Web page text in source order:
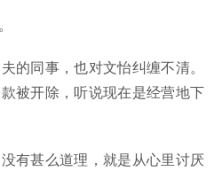
的同事，也对文怡纠缠不清。
被开除，听说现在是经营地下
有甚么道理，就是从心里讨厌